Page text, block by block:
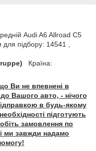
Audi A6 Allroad C5
підбору: 14541 ,
Країна:
Ви не впевнені в
Вашого авто, - нічого
в будь-якому
підготують
замовлення по
ми завжди надамо